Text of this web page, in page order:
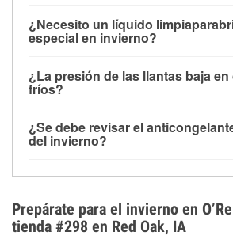
debajo de los 32 °F y puede perder
su potencia de arranque cerca de los
arranque.
¿Necesito un líquido
especial en invierno?
la congelación y ayuda a disolver la
derretida en la carretera para
¿La presión de las llantas baja
fríos?
alrededor de 1 PSI por cada 10 °F
temperatura. Puedes obtener más
¿Se debe revisar el
del invierno?
el sobrecalentamiento en
extremo. Aprende cómo comprobar
anticongelante en nuestra sección
Prepárate para el invierno en
tienda #298 en Red Oak, IA